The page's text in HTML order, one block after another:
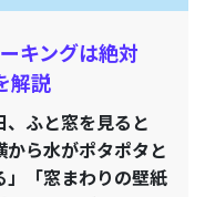
キングは絶対
解説
ふと窓を見ると
から水がポタポタと
」「窓まわりの壁紙